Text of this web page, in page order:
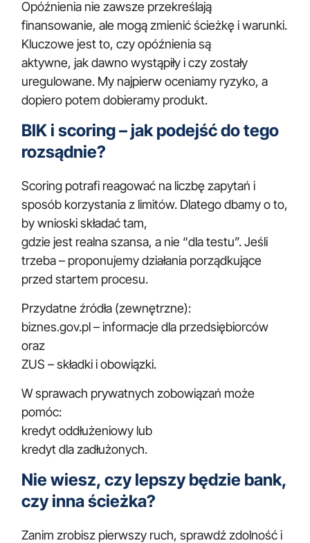
Opóźnienia nie zawsze przekreślają
finansowanie, ale mogą zmienić ścieżkę i warunki.
Kluczowe jest to, czy opóźnienia są
aktywne, jak dawno wystąpiły i czy zostały
uregulowane. My najpierw oceniamy ryzyko, a
dopiero potem dobieramy produkt.
BIK i scoring – jak podejść do tego
rozsądnie?
Scoring potrafi reagować na liczbę zapytań i
sposób korzystania z limitów. Dlatego dbamy o to,
by wnioski składać tam,
gdzie jest realna szansa, a nie “dla testu”. Jeśli
trzeba – proponujemy działania porządkujące
przed startem procesu.
Przydatne źródła (zewnętrzne):
biznes.gov.pl – informacje dla przedsiębiorców
oraz
ZUS – składki i obowiązki.
W sprawach prywatnych zobowiązań może
pomóc:
kredyt oddłużeniowy lub
kredyt dla zadłużonych.
Nie wiesz, czy lepszy będzie bank,
czy inna ścieżka?
Zanim zrobisz pierwszy ruch, sprawdź zdolność i